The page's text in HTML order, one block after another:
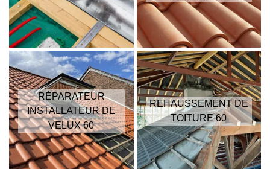
RÉPARATEUR
INSTALLATEUR DE
VELUX 60
REHAUSSEMENT DE
TOITURE 60